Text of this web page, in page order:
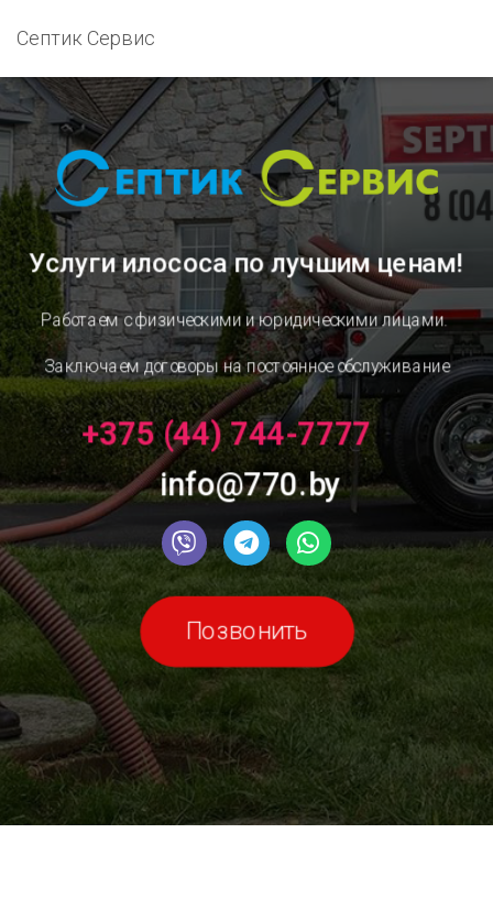
Септик Сервис
Услуги илососапо лучшим ценам!
Работаем с физическими и юридическими лицами.
Заключаем договоры на постоянное обслуживание
+375 (44) 744-7777
info@770.by
Позвонить